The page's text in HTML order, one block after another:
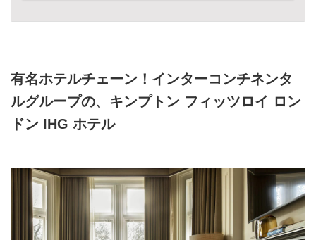
有名ホテルチェーン！インターコンチネンタ
ルグループの、キンプトン フィッツロイ ロン
ドン IHG ホテル